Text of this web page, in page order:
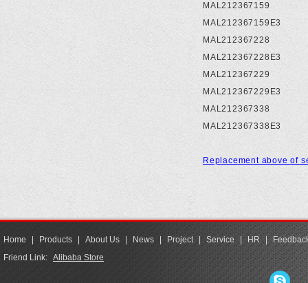
MAL212367159
MAL212367159E3
MAL212367228
MAL212367228E3
MAL212367229
MAL212367229E3
MAL212367338
MAL212367338E3
Replacement above of
Home Products About Us News Project | Service | HR |
Friend Link: Alibaba Store